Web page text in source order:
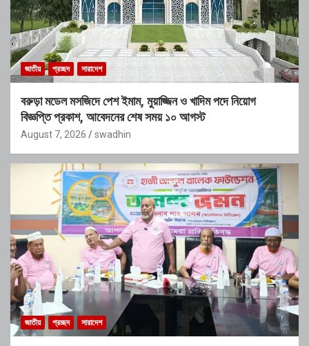
জাতীয় প্রচ্ছদ সারাদেশ
বরুড়া মডেল মসজিদে পেশ ইমাম, মুয়াজ্জিন ও খাদিম পদে নিয়োগ
বিজ্ঞপ্তি প্রকাশ, আবেদনের শেষ সময় ১০ আগস্ট
August 7, 2026 swadhin
জাতীয় প্রচ্ছদ সারাদেশ